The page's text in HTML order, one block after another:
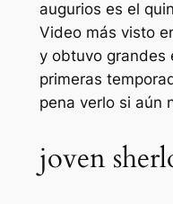
augurios es el
Video más visto
y obtuvo grandes
primeras
pena verlo si aún
joven